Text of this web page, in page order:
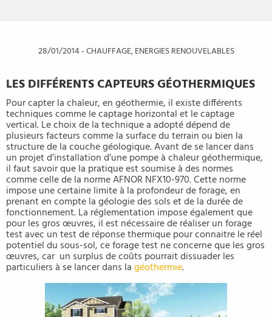
28/01/2014-CHAUFFAGE,ENERGIES RENOUVELABLES
LES DIFFÉRENTS CAPTEURS GÉOTHERMIQUES
Pour capter la chaleur, en géothermie, il existe différents
techniques comme le captage horizontal et le captage
vertical. Le choix de la technique a adopté dépend de
plusieurs facteurs comme la surface du terrain ou bien la
structure de la couche géologique. Avant de se lancer dans
un projet d’installation d’une pompe à chaleur géothermique,
il faut savoir que la pratique est soumise à des normes
comme celle de la norme AFNOR NFX10-970. Cette norme
impose une certaine limite à la profondeur de forage, en
prenant en compte la géologie des sols et de la durée de
fonctionnement. La réglementation impose également que
pour les gros œuvres, il est nécessaire de réaliser un forage
test avec un test de réponse thermique pour connaitre le réel
potentiel du sous-sol, ce forage test ne concerne que les gros
œuvres, car un surplus de coûts pourrait dissuader les
particuliers à se lancer dans lagéothermie.